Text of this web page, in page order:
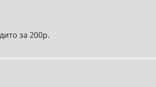
за 200р.